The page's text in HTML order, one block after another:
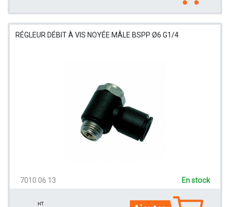
RÉGLEUR DÉBIT À VIS NOYÉE MÂLE BSPP Ø6 G1/4
7010 06 13 En stock
HT